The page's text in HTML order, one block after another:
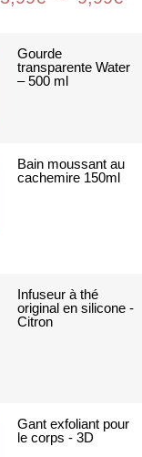
Gourde
transparente Water
– 500 ml
Bain moussant au
cachemire 150ml
Infuseur à thé
original en silicone -
Citron
Gant exfoliant pour
le corps - 3D